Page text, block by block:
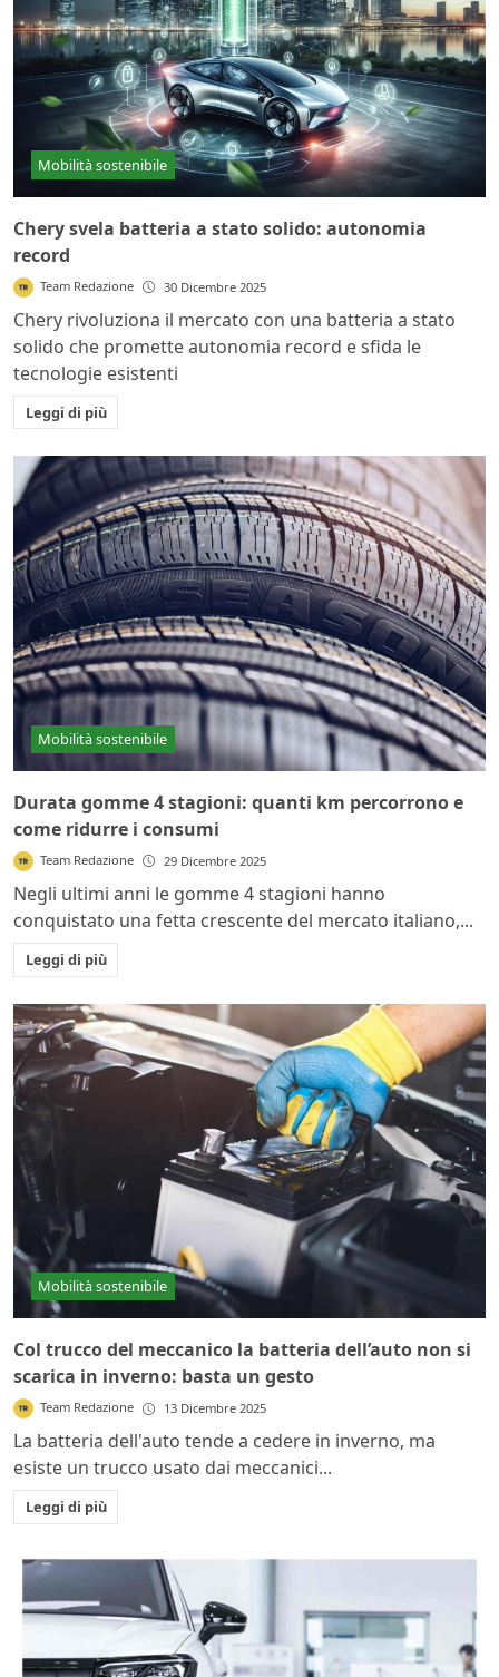
Mobilità sostenibile
Chery svela batteria a stato solido: autonomia
record
Team Redazione 30 Dicembre 2025
Chery rivoluziona il mercato con una batteria a stato
solido che promette autonomia record e sfida le
tecnologie esistenti
Leggi di più
Mobilità sostenibile
Durata gomme 4 stagioni: quanti km percorrono e
come ridurre i consumi
Team Redazione 29 Dicembre 2025
Negli ultimi anni le gomme 4 stagioni hanno
conquistato una fetta crescente del mercato italiano,...
Leggi di più
Mobilità sostenibile
Col trucco del meccanico la batteria dell’auto non si
scarica in inverno: basta un gesto
Team Redazione 13 Dicembre 2025
La batteria dell'auto tende a cedere in inverno, ma
esiste un trucco usato dai meccanici...
Leggi di più